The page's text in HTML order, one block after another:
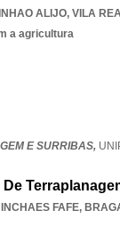
ALIJO, VILA
a agricultura
E SURRIBAS,
FAFE,